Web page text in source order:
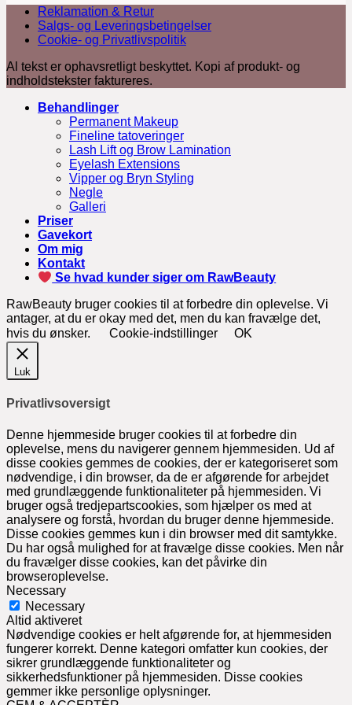
Reklamation & Retur
Salgs- og Leveringsbetingelser
Cookie- og Privatlivspolitik
Al tekst er ophavsretligt beskyttet. Kopi af produkt- og
indholdstekster faktureres.
Behandlinger
Permanent Makeup
Fineline tatoveringer
Lash Lift og Brow Lamination
Eyelash Extensions
Vipper og Bryn Styling
Negle
Galleri
Priser
Gavekort
Om mig
Kontakt
Se hvad kunder siger om RawBeauty
RawBeauty bruger cookies til at forbedre din oplevelse. Vi
antager, at du er okay med det, men du kan fravælge det,
hvis du ønsker.
Cookie-indstillinger OK
Luk
Privatlivsoversigt
Denne hjemmeside bruger cookies til at forbedre din
oplevelse, mens du navigerer gennem hjemmesiden. Ud af
disse cookies gemmes de cookies, der er kategoriseret som
nødvendige, i din browser, da de er afgørende for arbejdet
med grundlæggende funktionaliteter på hjemmesiden. Vi
bruger også tredjepartscookies, som hjælper os med at
analysere og forstå, hvordan du bruger denne hjemmeside.
Disse cookies gemmes kun i din browser med dit samtykke.
Du har også mulighed for at fravælge disse cookies. Men når
du fravælger disse cookies, kan det påvirke din
browseroplevelse.
Necessary
Necessary
Altid aktiveret
Nødvendige cookies er helt afgørende for, at hjemmesiden
fungerer korrekt. Denne kategori omfatter kun cookies, der
sikrer grundlæggende funktionaliteter og
sikkerhedsfunktioner på hjemmesiden. Disse cookies
gemmer ikke personlige oplysninger.